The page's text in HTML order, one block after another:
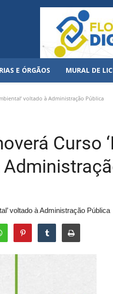
E ÓRGÃOS MURAL DE
voltado à Administração Pública
Curso
voltado à Administração Pública